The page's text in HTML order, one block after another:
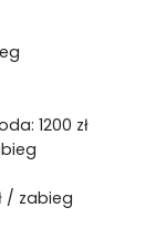
1200 zł
/ zabieg